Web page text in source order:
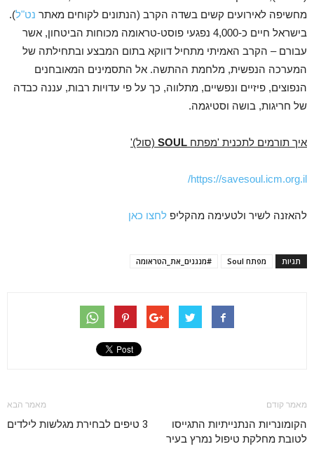
מחשיפה לאירועים קשים בשדה הקרב (הנתונים לקוחים מאתר נט"ל).
בישראל חיים כ-4,000 נפגעי פוסט-טראומה מכוחות הביטחון, אשר
עבורם – הקרב האמיתי מתחיל דווקא בתום המבצע ובתחילתה של
המערכה הנפשית, מלחמת ההתשה. אל התסמינים המאובחנים
הנפוצים, פיזיים ונפשיים, מתלווה, כך על פי עדויות רבות, עננה כבדה
של חריגות, בושה וסטיגמה.
איך תורמים לתכנית 'מפתח SOUL (סול)'
https://savesoul.icm.org.il/
להאזנה לשיר ולטעימה מהקליפ לחצו כאן
תגיות מפתח Soul #מנגנים_את_הטראומה
מאמר קודם
הקומונריות הנתנייתיות התגייסו
לטובת מחלקת טיפול נמרץ בעיר
מאמר הבא
3 טיפים לבחירת מגלשות לילדים